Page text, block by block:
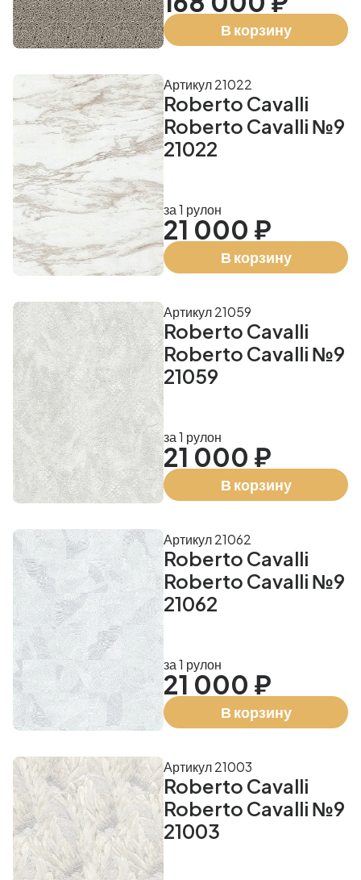
В корзину
Roberto Cavalli
Roberto Cavalli №9
21022
Артикул 21022
за 1 рулон
21 000 ₽
В корзину
Roberto Cavalli
Roberto Cavalli №9
21059
Артикул 21059
за 1 рулон
21 000 ₽
В корзину
Roberto Cavalli
Roberto Cavalli №9
21062
Артикул 21062
за 1 рулон
21 000 ₽
В корзину
Roberto Cavalli
Roberto Cavalli №9
21003
Артикул 21003